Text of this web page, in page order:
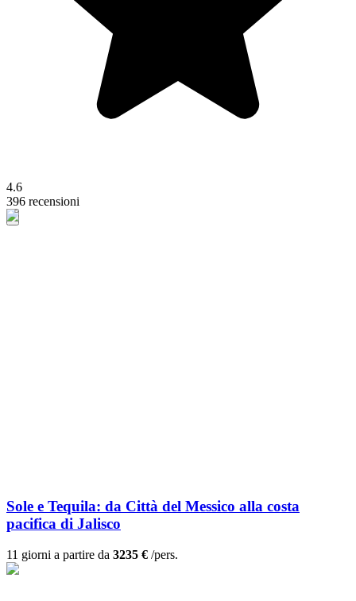
4.6
396 recensioni
Sole e Tequila: da Città del Messico alla costa
pacifica di Jalisco
11 giorni a partire da 3235 € /pers.